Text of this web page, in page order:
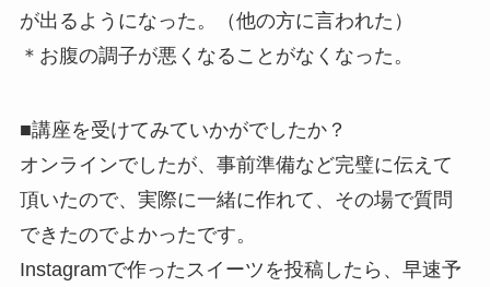
が出るようになった。（他の方に言われた）
＊お腹の調子が悪くなることがなくなった。
■講座を受けてみていかがでしたか？
オンラインでしたが、事前準備など完璧に伝えて
頂いたので、実際に一緒に作れて、その場で質問
できたのでよかったです。
Instagramで作ったスイーツを投稿したら、早速予